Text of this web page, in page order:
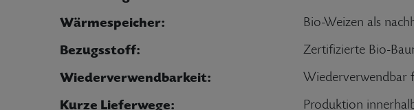
Wärmespeicher: Bio-Weizen als
Bezugsstoff: Zertifizierte Bio-
Wiederverwendbarkeit: Wiederverwendbar
Kurze Lieferwege: Produktion